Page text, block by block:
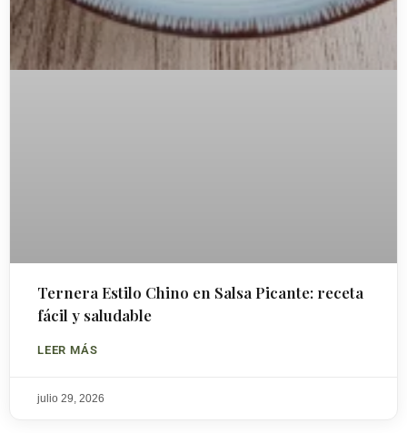
Ternera Estilo Chino en Salsa Picante: receta
fácil y saludable
LEER MÁS
julio 29, 2026